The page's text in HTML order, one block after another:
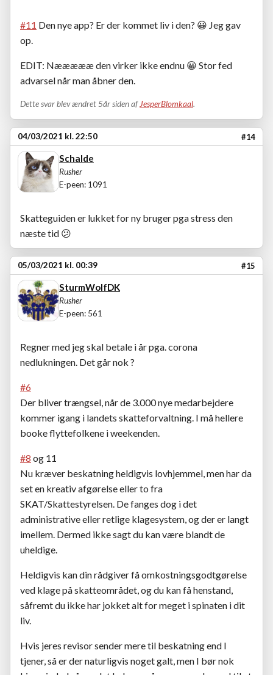
#11 Den nye app? Er der kommet liv i den? 😀 Jeg gav
op.
EDIT: Næææææ den virker ikke endnu 😀 Stor fed
advarsel når man åbner den.
Dette svar blev ændret 5år siden af JesperBlomkaal.
04/03/2021 kl. 22:50 #14
Schalde
Rusher
E-peen: 1091
Skatteguiden er lukket for ny bruger pga stress den
næste tid 😕
05/03/2021 kl. 00:39 #15
SturmWolfDK
Rusher
E-peen: 561
Regner med jeg skal betale i år pga. corona
nedlukningen. Det går nok ?
#6
Der bliver trængsel, når de 3.000 nye medarbejdere
kommer igang i landets skatteforvaltning. I må hellere
booke flyttefolkene i weekenden.
#8 og 11
Nu kræver beskatning heldigvis lovhjemmel, men har da
set en kreativ afgørelse eller to fra
SKAT/Skattestyrelsen. De fanges dog i det
administrative eller retlige klagesystem, og der er langt
imellem. Dermed ikke sagt du kan være blandt de
uheldige.
Heldigvis kan din rådgiver få omkostningsgodtgørelse
ved klage på skatteområdet, og du kan få henstand,
såfremt du ikke har jokket alt for meget i spinaten i dit
liv.
Hvis jeres revisor sender mere til beskatning end I
tjener, så er der naturligvis noget galt, men I bør nok